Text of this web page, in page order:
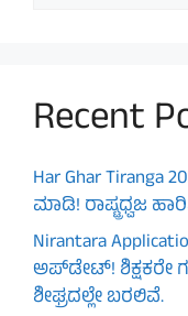
Recent
Har Ghar
ಮಾಡಿ! ರಾಷ್ಟ್ರಧ್ವಜ
Nirantara
ಅಪ್‌ಡೇಟ್! ಶಿಕ್ಷಕರೇ
ಶೀಘ್ರದಲ್ಲೇ ಬರಲಿವೆ.